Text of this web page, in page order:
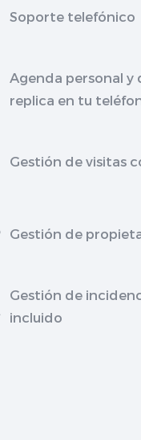
Soporte telefónico
Agenda personal y
replica en tu
Gestión de visitas
Gestión de
Gestión de
incluido